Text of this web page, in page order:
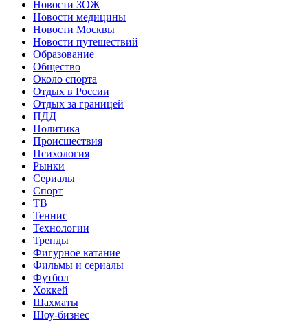
Новости ЗОЖ
Новости медицины
Новости Москвы
Новости путешествий
Образование
Общество
Около спорта
Отдых в России
Отдых за границей
ПДД
Политика
Происшествия
Психология
Рынки
Сериалы
Спорт
ТВ
Теннис
Технологии
Тренды
Фигурное катание
Фильмы и сериалы
Футбол
Хоккей
Шахматы
Шоу-бизнес